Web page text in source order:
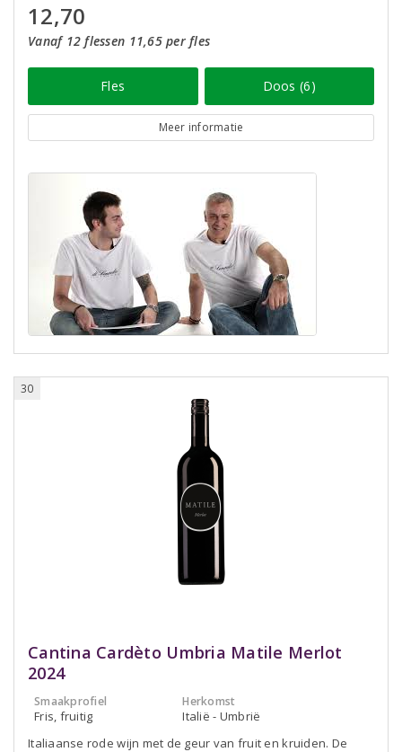
12,70
Vanaf 12 flessen 11,65 per fles
Fles Doos (6)
Meer informatie
30
Cantina Cardèto Umbria Matile Merlot
2024
Smaakprofiel
Fris, fruitig
Herkomst
Italië - Umbrië
Italiaanse rode wijn met de geur van fruit en kruiden. De